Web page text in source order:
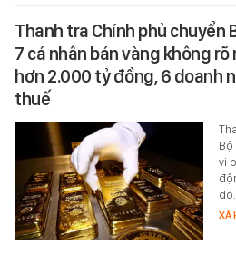
Thanh tra Chính phủ chuyển
7 cá nhân bán vàng không
hơn 2.000 tỷ đồng, 6 doanh
thuế
Bộ
vi
đó…
XÃ